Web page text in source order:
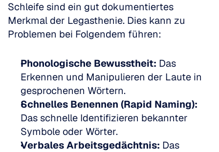
Schleife sind ein gut dokumentiertes
Merkmal der Legasthenie. Dies kann zu
Problemen bei Folgendem führen:
Phonologische Bewusstheit: Das
Erkennen und Manipulieren der Laute in
gesprochenen Wörtern.
Schnelles Benennen (Rapid Naming):
Das schnelle Identifizieren bekannter
Symbole oder Wörter.
Verbales Arbeitsgedächtnis: Das